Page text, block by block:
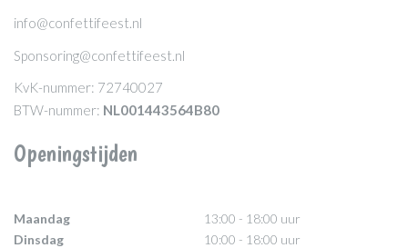
info@confettifeest.nl
Sponsoring@confettifeest.nl
KvK-nummer: 72740027
BTW-nummer: NL001443564B80
Openingstijden
Maandag
13:00 - 18:00 uur
Dinsdag
10:00 - 18:00 uur